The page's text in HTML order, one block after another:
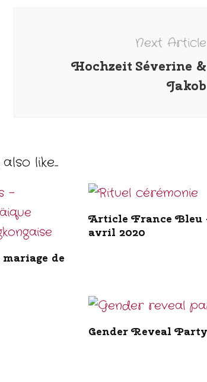
Next Article
Hochzeit Séverine &
Jakob
like...
de
Article France Bleu
avril 2020
Gender Reveal Party